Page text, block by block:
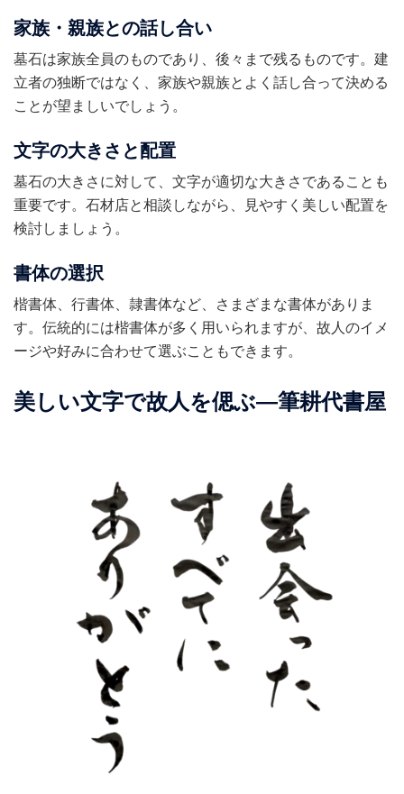
家族・親族との話し合い
墓石は家族全員のものであり、後々まで残るものです。建
立者の独断ではなく、家族や親族とよく話し合って決める
ことが望ましいでしょう。
文字の大きさと配置
墓石の大きさに対して、文字が適切な大きさであることも
重要です。石材店と相談しながら、見やすく美しい配置を
検討しましょう。
書体の選択
楷書体、行書体、隷書体など、さまざまな書体がありま
す。伝統的には楷書体が多く用いられますが、故人のイメ
ージや好みに合わせて選ぶこともできます。
美しい文字で故人を偲ぶ―筆耕代書屋